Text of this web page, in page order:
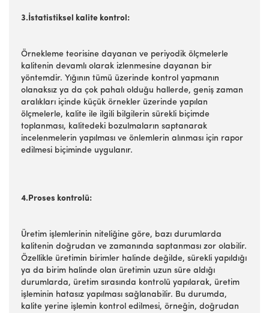
3.İstatistiksel kalite kontrol:
Örnekleme teorisine dayanan ve periyodik ölçmelerle
kalitenin devamlı olarak izlenmesine dayanan bir
yöntemdir. Yığının tümü üzerinde kontrol yapmanın
olanaksız ya da çok pahalı olduğu hallerde, geniş zaman
aralıkları içinde küçük örnekler üzerinde yapılan
ölçmelerle, kalite ile ilgili bilgilerin sürekli biçimde
toplanması, kalitedeki bozulmaların saptanarak
incelenmelerin yapılması ve önlemlerin alınması için rapor
edilmesi biçiminde uygulanır.
4.Proses kontrolü:
Üretim işlemlerinin niteliğine göre, bazı durumlarda
kalitenin doğrudan ve zamanında saptanması zor olabilir.
Özellikle üretimin birimler halinde değilde, sürekli yapıldığı
ya da birim halinde olan üretimin uzun süre aldığı
durumlarda, üretim sırasında kontrolü yapılarak, üretim
işleminin hatasız yapılması sağlanabilir. Bu durumda,
kalite yerine işlemin kontrol edilmesi, örneğin, doğrudan